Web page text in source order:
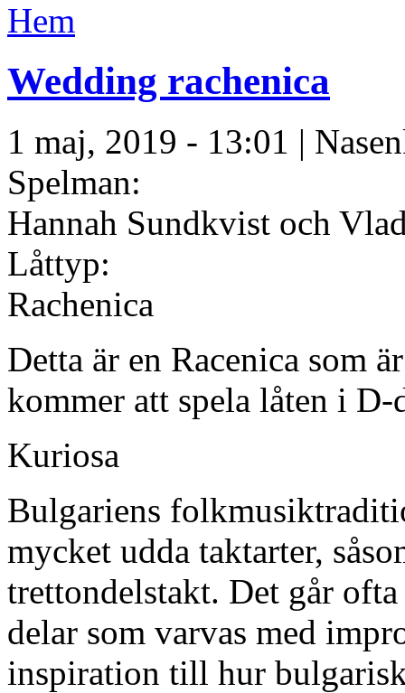
Hem
Wedding rachenica
1 maj, 2019 - 13:01 |
Spelman:
Hannah Sundkvist och
Låttyp:
Rachenica
Detta är en Racenica som
kommer att spela låten i
Kuriosa
Bulgariens
mycket udda taktarter,
trettondelstakt. Det går
delar som varvas med
inspiration till hur